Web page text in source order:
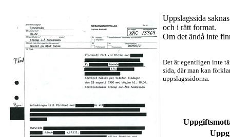
Uppslagssida
och i rätt format.
Om det ändå inte
Det är egentligen inte
sida, där man kan
uppslagssidorna.